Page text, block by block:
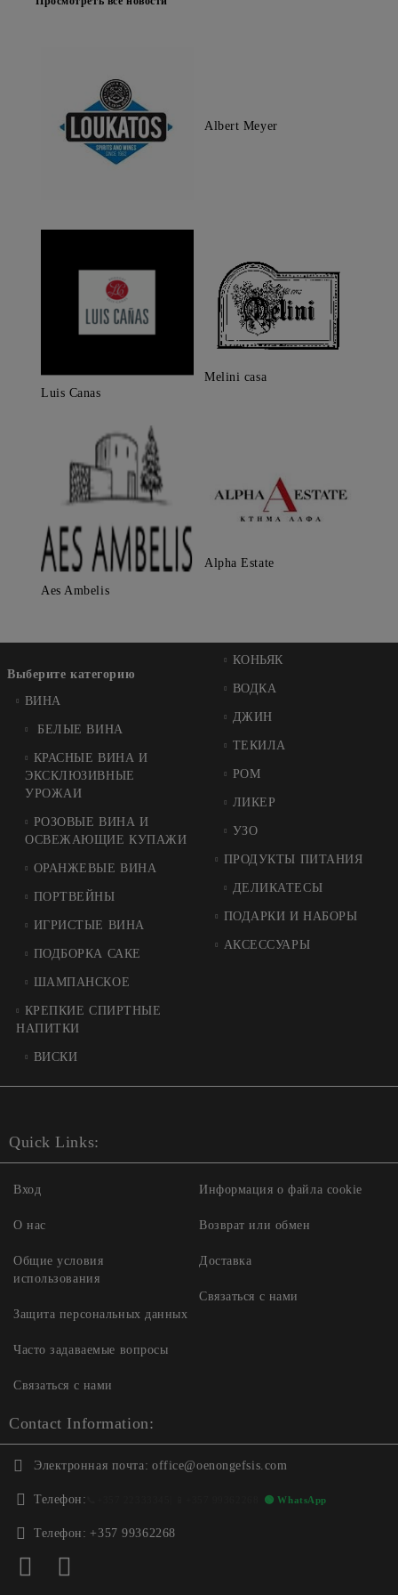
Albert Meyer
Luis Canas
Melini casa
Aes Ambelis
Alpha Estate
Выберите категорию
ВИНA
БЕЛЫЕ ВИНА
КРАСНЫЕ ВИНА И
ЭКСКЛЮЗИВНЫЕ
УРОЖАИ
РОЗОВЫЕ ВИНА И
ОСВЕЖАЮЩИЕ КУПАЖИ
ОРАНЖЕВЫЕ ВИНА
ПОРТВЕЙНЫ
ИГРИСТЫЕ ВИНА
ПОДБОРКА САКЕ
ШАМПАНСКОЕ
КРЕПКИЕ СПИРТНЫЕ
НАПИТКИ
ВИСКИ
КОНЬЯК
ВОДКА
ДЖИН
ТЕКИЛА
РОМ
ЛИКЕР
УЗО
ПРОДУКТЫ ПИТАНИЯ
ДЕЛИКАТЕСЫ
ПОДАРКИ И НАБОРЫ
АКСЕССУАРЫ
Quick Links:
Вход
О нас
Общие условия
использования
Защита персональных данных
Информация о файла cookie
Возврат или обмен
Доставка
Связаться с нами
Часто задаваемые вопросы
Связаться с нами
Contact Information:
Электронная почта: office@oenongefsis.com
Телефон: 🟢 WhatsApp
Телефон: +357 99362268